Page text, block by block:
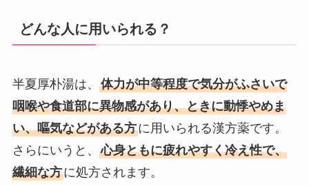
どんな人に用いられる？
半夏厚朴湯は、 体力が中等程度で気分がふさいで
咽喉や食道部に異物感があり、ときに動悸やめま
い、嘔気などがある方に用いられる漢方薬です。
さらにいうと、 心身ともに疲れやすく冷え性で、
繊細な方に処方されます。